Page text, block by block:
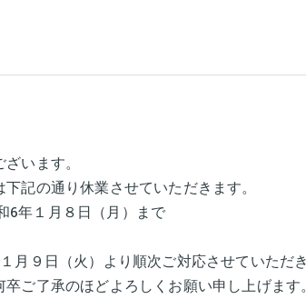
います。
記の通り休業させていただきます。
6年１月８日（月）まで
９日（火）より順次ご対応させていただき
ご了承のほどよろしくお願い申し上げます。